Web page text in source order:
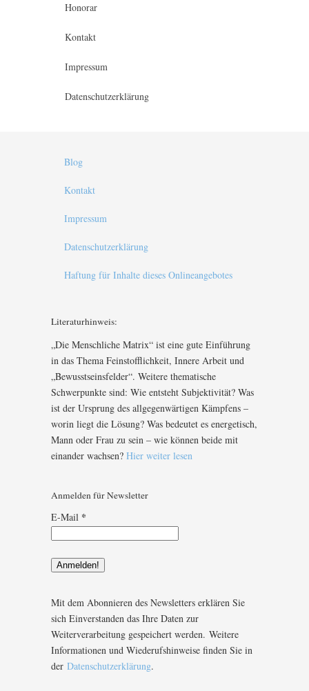
Honorar
Kontakt
Impressum
Datenschutzerklärung
Blog
Kontakt
Impressum
Datenschutzerklärung
Haftung für Inhalte dieses Onlineangebotes
Literaturhinweis:
„Die Menschliche Matrix“ ist eine gute Einführung
in das Thema Feinstofflichkeit, Innere Arbeit und
„Bewusstseinsfelder“. Weitere thematische
Schwerpunkte sind: Wie entsteht Subjektivität? Was
ist der Ursprung des allgegenwärtigen Kämpfens –
worin liegt die Lösung? Was bedeutet es energetisch,
Mann oder Frau zu sein – wie können beide mit
einander wachsen? Hier weiter lesen
Anmelden für Newsletter
E-Mail *
Mit dem Abonnieren des Newsletters erklären Sie
sich Einverstanden das Ihre Daten zur
Weiterverarbeitung gespeichert werden. Weitere
Informationen und Wiederufshinweise finden Sie in
der Datenschutzerklärung.